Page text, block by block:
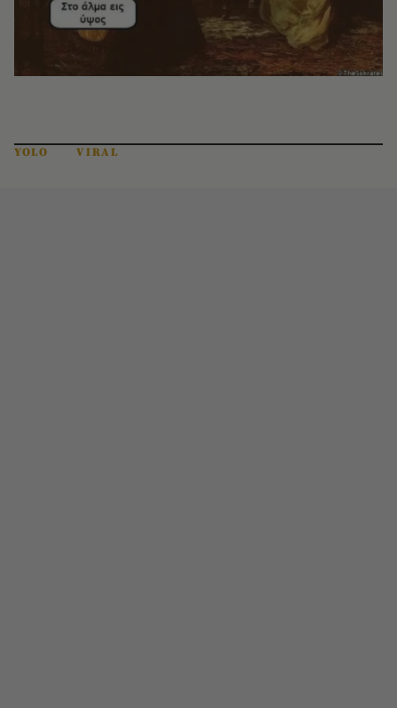
YOLO VIRAL